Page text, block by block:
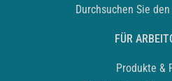
Durchsuchen Sie
FÜR
Produkte &